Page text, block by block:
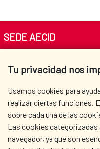
Tu privacidad nos
Usamos cookies para
realizar ciertas funciones.
sobre cada una de las
Las cookies categorizadas
navegador, ya que son
SEDE AECID
Tel. +34 900 20 30 54​​​​​​​
AECID
L'ACTION HUMANITAIRE
ESPAGNOLE